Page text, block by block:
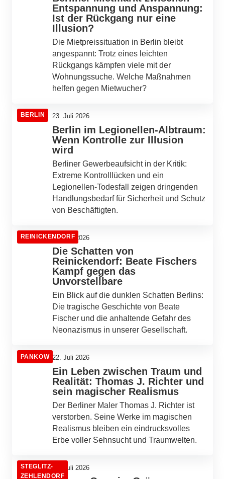
Entspannung und Anspannung:
Ist der Rückgang nur eine
Illusion?
Die Mietpreissituation in Berlin bleibt
angespannt: Trotz eines leichten
Rückgangs kämpfen viele mit der
Wohnungssuche. Welche Maßnahmen
helfen gegen Mietwucher?
BERLIN 23. Juli 2026
Berlin im Legionellen-Albtraum:
Wenn Kontrolle zur Illusion
wird
Berliner Gewerbeaufsicht in der Kritik:
Extreme Kontrolllücken und ein
Legionellen-Todesfall zeigen dringenden
Handlungsbedarf für Sicherheit und Schutz
von Beschäftigten.
REINICKENDORF
22. Juli 2026
Die Schatten von
Reinickendorf: Beate Fischers
Kampf gegen das
Unvorstellbare
Ein Blick auf die dunklen Schatten Berlins:
Die tragische Geschichte von Beate
Fischer und die anhaltende Gefahr des
Neonazismus in unserer Gesellschaft.
PANKOW 22. Juli 2026
Ein Leben zwischen Traum und
Realität: Thomas J. Richter und
sein magischer Realismus
Der Berliner Maler Thomas J. Richter ist
verstorben. Seine Werke im magischen
Realismus bleiben ein eindrucksvolles
Erbe voller Sehnsucht und Traumwelten.
STEGLITZ-
ZEHLENDORF
22. Juli 2026